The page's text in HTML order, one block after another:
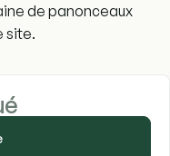
de panonceaux
site.